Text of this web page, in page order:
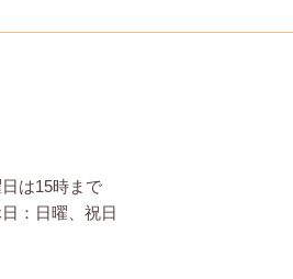
は15時まで
：日曜、祝日